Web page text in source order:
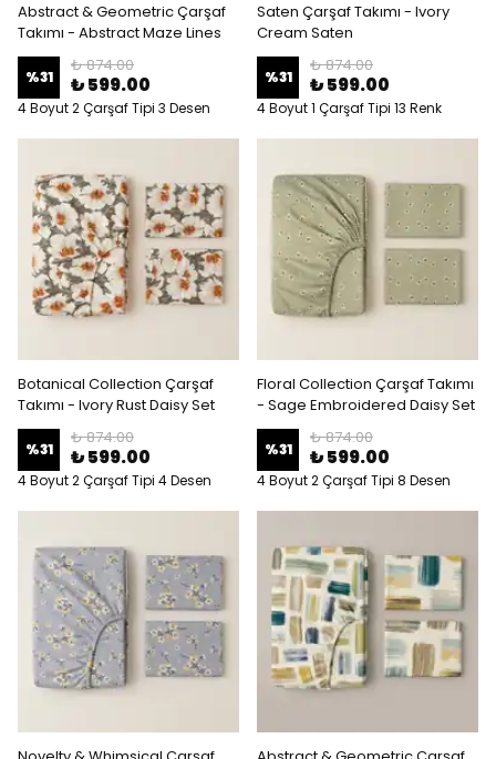
Abstract & Geometric Çarşaf
Takımı - Abstract Maze Lines
%31
₺ 874.00
₺ 599.00
4 Boyut 2 Çarşaf Tipi 3 Desen
Saten Çarşaf Takımı - Ivory
Cream Saten
%31
₺ 874.00
₺ 599.00
4 Boyut 1 Çarşaf Tipi 13 Renk
Botanical Collection Çarşaf
Takımı - Ivory Rust Daisy Set
%31
₺ 874.00
₺ 599.00
4 Boyut 2 Çarşaf Tipi 4 Desen
Floral Collection Çarşaf Takımı
- Sage Embroidered Daisy Set
%31
₺ 874.00
₺ 599.00
4 Boyut 2 Çarşaf Tipi 8 Desen